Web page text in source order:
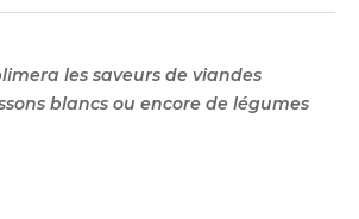
les saveurs de viandes
blancs ou encore de légumes